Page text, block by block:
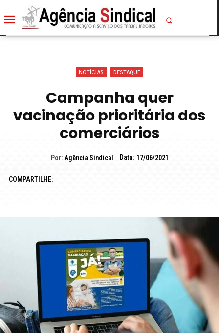
NOTÍCIAS DESTAQUE
Campanha quer
vacinação prioritária dos
comerciários
Por: Agência Sindical Data: 17/06/2021
COMPARTILHE: